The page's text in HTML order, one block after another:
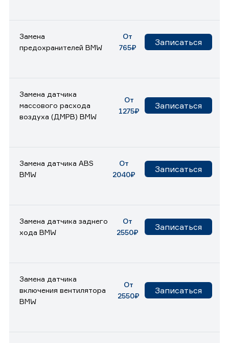
Замена
предохранителей BMW
От
765₽
Записаться
Замена датчика
массового расхода
воздуха (ДМРВ) BMW
От
1275₽
Записаться
Замена датчика ABS
BMW
От
2040₽
Записаться
Замена датчика заднего
хода BMW
От
2550₽
Записаться
Замена датчика
включения вентилятора
BMW
От
2550₽
Записаться